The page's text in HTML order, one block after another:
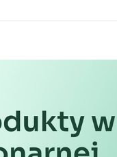
informacji